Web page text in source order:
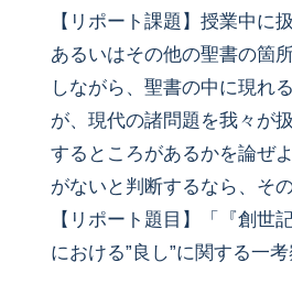
【リポート課題】授業中に
あるいはその他の聖書の箇
しながら、聖書の中に現れ
が、現代の諸問題を我々が
するところがあるかを論ぜ
がないと判断するなら、そ
【リポート題目】「『創世
における”良し”に関する一考